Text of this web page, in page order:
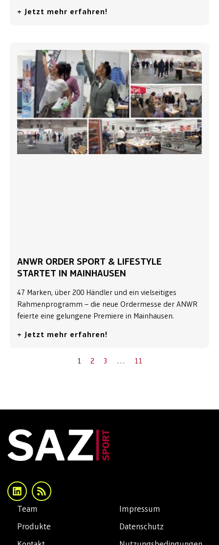
+ Jetzt mehr erfahren!
ANWR ORDER SPORT & LIFESTYLE
STARTET IN MAINHAUSEN
47 Marken, über 200 Händler und ein vielseitiges
Rahmenprogramm – die neue Ordermesse der ANWR
feierte eine gelungene Premiere in Mainhausen.
+ Jetzt mehr erfahren!
1 2 3 … 11
Impressum
Datenschutz
Team
Produkte